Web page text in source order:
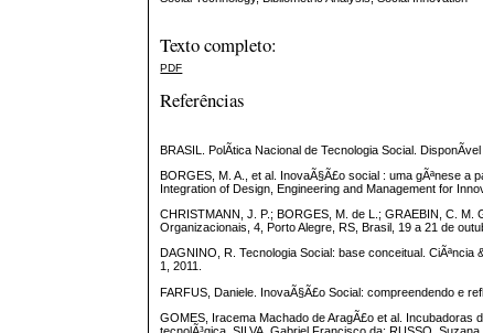
Texto completo:
PDF
Referências
BRASIL. PolÃ­tica Nacional de Tecnologia Social.
BORGES, M. A., et al. InovaÃ§Ã£o social : uma gÃªnese a
Integration of Design, Engineering and Management for
CHRISTMANN, J. P.; BORGES, M. de L.; GRAEBIN, C.
Organizacionais, 4, Porto Alegre, RS, Brasil, 19 a 21 de
DAGNINO, R. Tecnologia Social: base conceitual.
1, 2011.
FARFUS, Daniele. InovaÃ§Ã£o Social: compreendendo e
GOMES, Iracema Machado de AragÃ£o et al. Incubadoras